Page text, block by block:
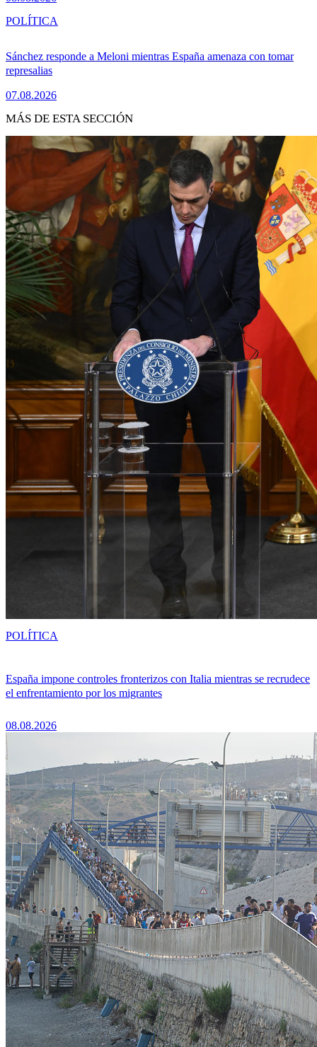
Sánchez responde a Meloni mientras España amenaza con tomar
represalias
07.08.2026
POLÍTICA
MÁS DE ESTA SECCIÓN
España impone controles fronterizos con Italia mientras se recrudece
el enfrentamiento por los migrantes
08.08.2026
POLÍTICA